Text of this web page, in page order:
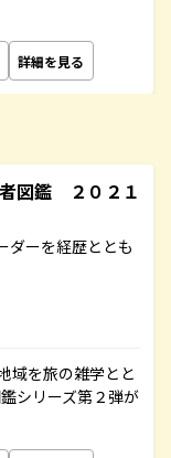
詳細を見る
図鑑 ２０２１
ダーを経歴ととも
域を旅の雑学とと
シリーズ第２弾が